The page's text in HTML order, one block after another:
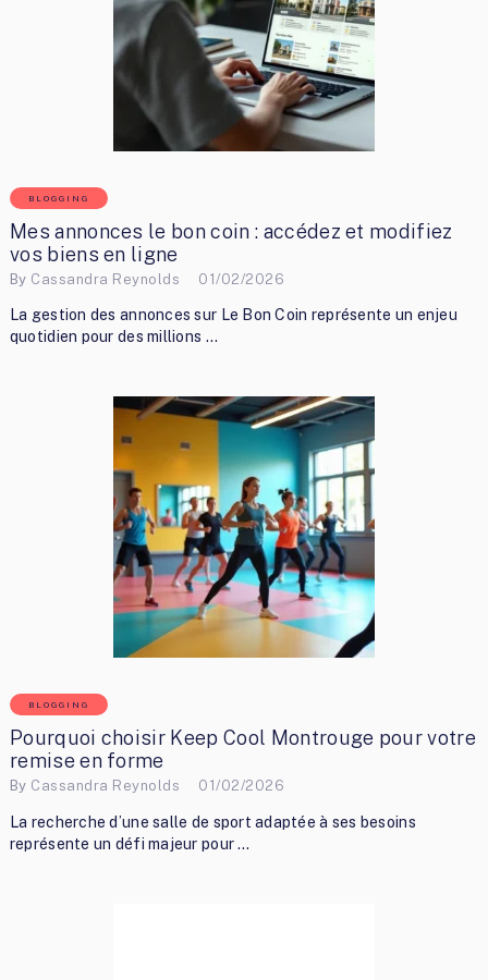
BLOGGING
Mes annonces le bon coin : accédez et modifiez
vos biens en ligne
By Cassandra Reynolds 01/02/2026
La gestion des annonces sur Le Bon Coin représente un enjeu
quotidien pour des millions …
BLOGGING
Pourquoi choisir Keep Cool Montrouge pour votre
remise en forme
By Cassandra Reynolds 01/02/2026
La recherche d’une salle de sport adaptée à ses besoins
représente un défi majeur pour …